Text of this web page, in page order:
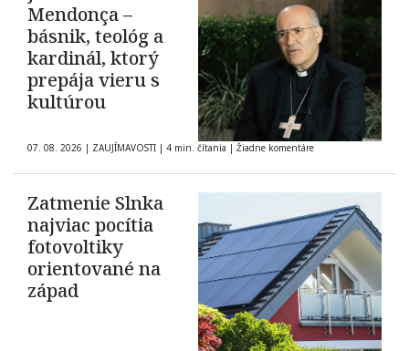
Mendonça –
básnik, teológ a
kardinál, ktorý
prepája vieru s
kultúrou
07. 08. 2026 | ZAUJÍMAVOSTI | 4 min. čítania | Žiadne komentáre
Zatmenie Slnka
najviac pocítia
fotovoltiky
orientované na
západ